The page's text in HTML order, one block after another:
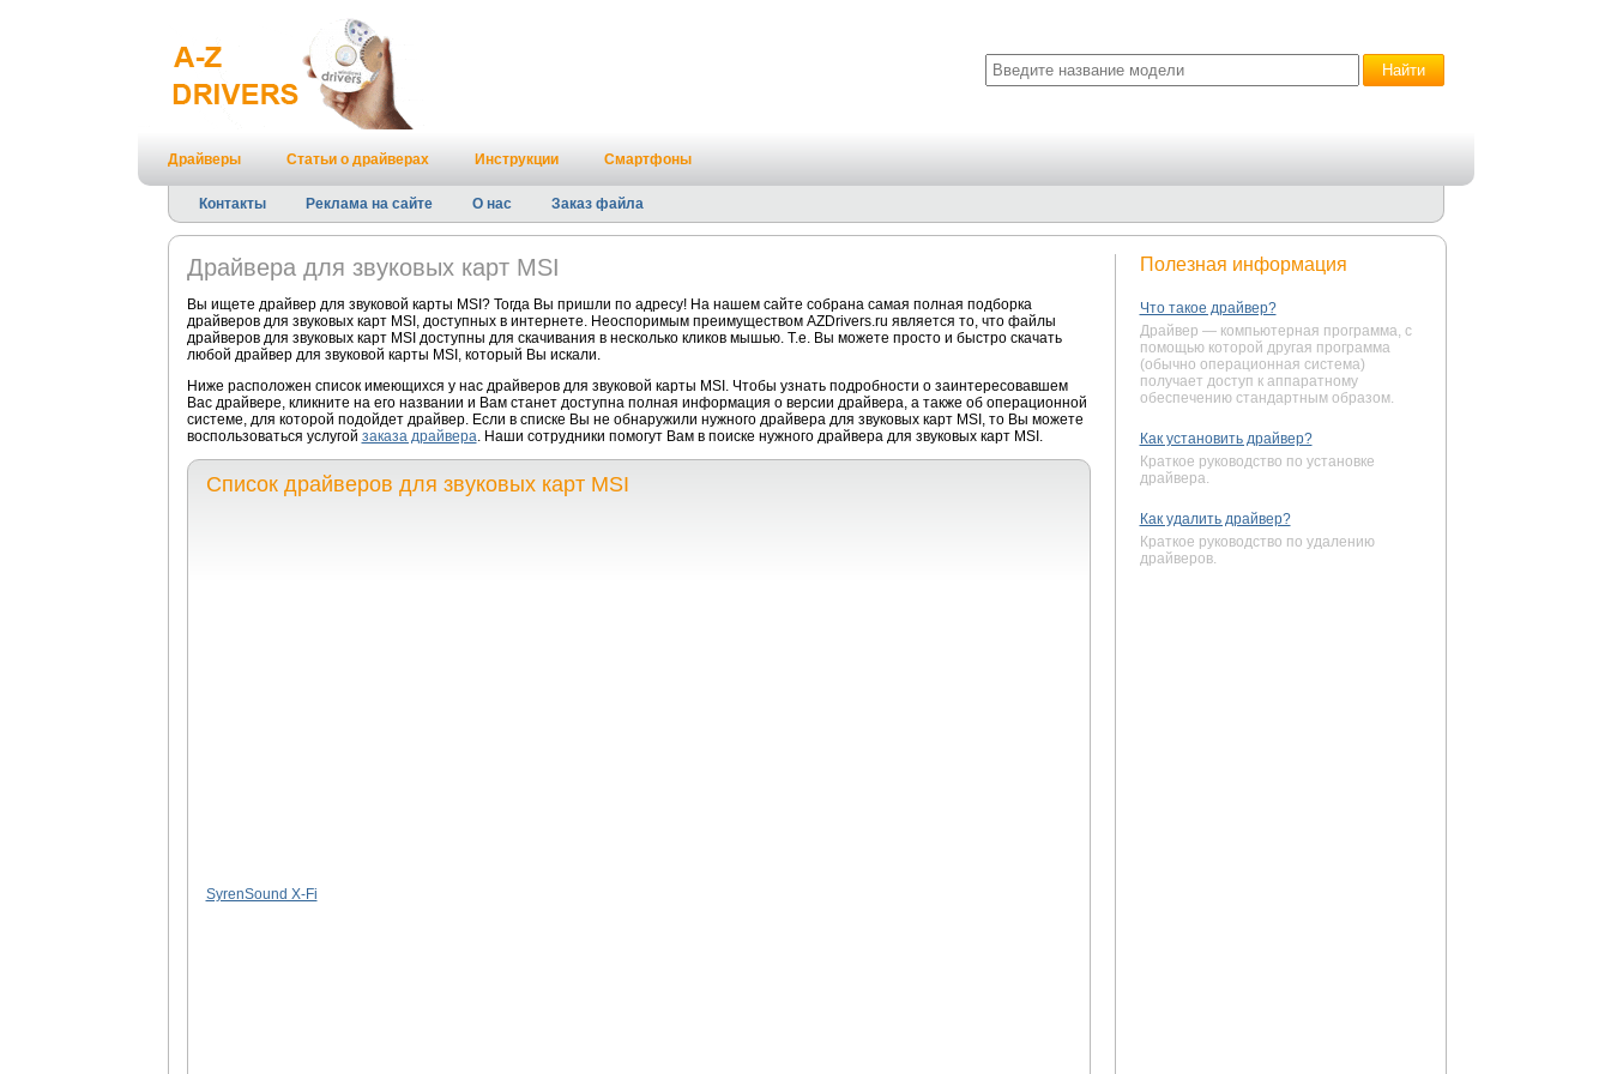
Драйверы Статьи о драйверах Инструкции Смартфоны
Контакты Реклама на сайте О нас Заказ файла
Драйвера для звуковых карт MSI
Вы ищете драйвер для звуковой карты MSI? Тогда Вы пришли по адресу! На нашем сайте собрана самая полная подборка
драйверов для звуковых карт MSI, доступных в интернете. Неоспоримым преимуществом AZDrivers.ru является то, что файлы
драйверов для звуковых карт MSI доступны для скачивания в несколько кликов мышью. Т.е. Вы можете просто и быстро скачать
любой драйвер для звуковой карты MSI, который Вы искали.
Ниже расположен список имеющихся у нас драйверов для звуковой карты MSI. Чтобы узнать подробности о заинтересовавшем
Вас драйвере, кликните на его названии и Вам станет доступна полная информация о версии драйвера, а также об операционной
системе, для которой подойдет драйвер. Если в списке Вы не обнаружили нужного драйвера для звуковых карт MSI, то Вы можете
воспользоваться услугой заказа драйвера. Наши сотрудники помогут Вам в поиске нужного драйвера для звуковых карт MSI.
Список драйверов для звуковых карт MSI
SyrenSound X-Fi
Полезная информация
Что такое драйвер?
Драйвер — компьютерная программа, с
помощью которой другая программа
(обычно операционная система)
получает доступ к аппаратному
обеспечению стандартным образом.
Как установить драйвер?
Краткое руководство по установке
драйвера.
Как удалить драйвер?
Краткое руководство по удалению
драйверов.